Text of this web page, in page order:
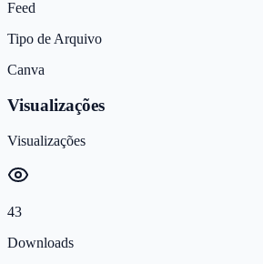
Feed
Tipo de Arquivo
Canva
Visualizações
Visualizações
43
Downloads